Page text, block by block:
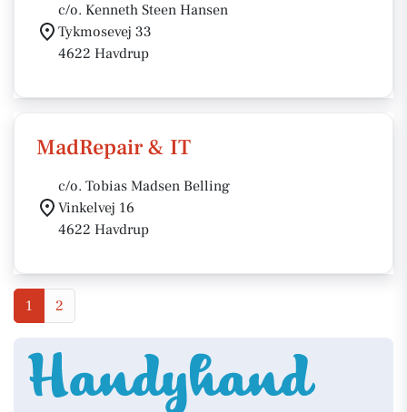
c/o. Kenneth Steen Hansen
Tykmosevej 33
4622 Havdrup
MadRepair & IT
c/o. Tobias Madsen Belling
Vinkelvej 16
4622 Havdrup
1 2